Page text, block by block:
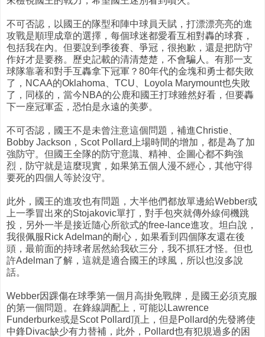
不可否認，以國王的隊型和陣中球員天賦，打漂漂亮亮的進
攻戰是順理成章的選擇，每個球迷都愛看互相對轟的球賽，
包括我在內。但要說到季後賽、爭冠，很抱歉，還是把防守
作好才是要務。歷史記載的清清楚楚，不會騙人。有那一支
球隊靠著和對手互轟拿下冠軍？80年代的金塊和勇士都失敗
了，NCAA的Oklahoma、TCU、Loyola Marymount也失敗
了，同樣的，當今NBA的公鹿和國王打球雖然好看，但要轟
下一座冠軍盃，恐怕是永遠的美夢。
不可否認，國王不是未曾注意這個問題，補進Christie、
Bobby Jackson，Scot Pollard上場時間的增加，都是為了加
強防守。但國王全隊的防守意識、精神、企圖心都不夠強
烈，防守就是這麼現實，如果第五個人漫不經心，其他守得
要死的四個人等於沒守。
此外，國王的進攻也有問題，大半他們都放單邊給Webber或
上一季冒出來的Stojakovic單打，對手包夾就傳外線伺機跳
投，另外一半是接近隨心所欲式的free-lance進攻。坦白說，
我很佩服Rick Adelman的耐心，如果看到四個隊友還在後
頭，最前面的持球者居然給我砍三分，我不抓狂才怪。但也
許Adelman了解，這就是適合國王的球風，所以也沒多說
話。
Webber因踝傷在球季第一個月高掛免戰牌，是國王必須克服
的第一個問題。在鋒線調配上，可能以Lawrence
Funderburke或是Scot Pollard頂上，但是Pollard的先發將使
中鋒Divac缺少有力替補，此外，Pollard也有犯規過多的困